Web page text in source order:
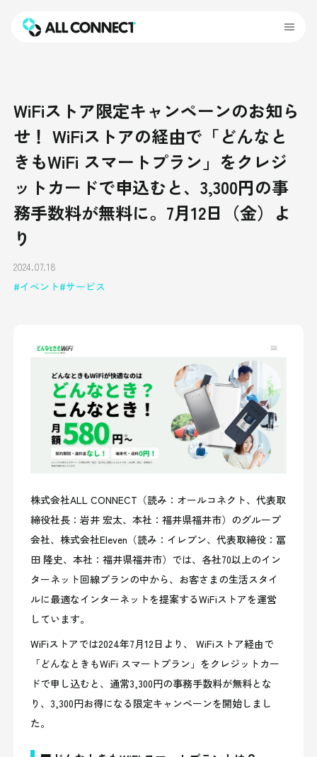
WiFiストア限定キャンペーンのお知ら
せ！ WiFiストアの経由で「どんなと
きもWiFi スマートプラン」をクレジ
ットカードで申込むと、3,300円の事
務手数料が無料に。7月12日（金）よ
り
2024.07.18
イベント サービス
株式会社ALL CONNECT（読み：オールコネクト、代表取
締役社長：岩井 宏太、本社：福井県福井市）のグループ
会社、株式会社Eleven（読み：イレブン、代表取締役：冨
田 隆史、本社：福井県福井市）では、各社70以上のイン
ターネット回線プランの中から、お客さまの生活スタイ
ルに最適なインターネットを提案するWiFiストアを運営
しています。
WiFiストアでは2024年7月12日より、 WiFiストア経由で
「どんなときもWiFi スマートプラン」をクレジットカー
ドで申し込むと、通常3,300円の事務手数料が無料とな
り、3,300円お得になる限定キャンペーンを開始しまし
た。